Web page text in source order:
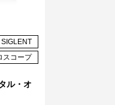
SIGLENT
スコープ
ル・オ